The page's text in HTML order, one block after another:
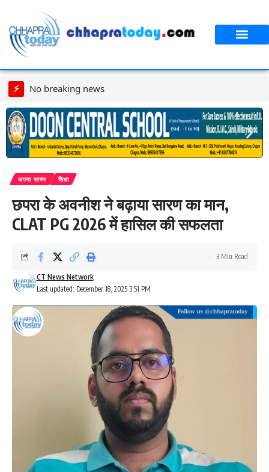
⚡ No breaking news
अपना सारण शिक्षा
छपरा के अवनीश ने बढ़ाया सारण का मान,
CLAT PG 2026 में हासिल की सफलता
Last updated: December 18, 2025 3:51 PM
CT News Network
3 Min Read